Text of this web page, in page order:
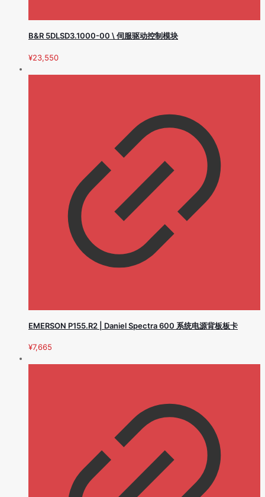
B&R 5DLSD3.1000-00 \ 伺服驱动控制模块
¥23,550
EMERSON P155.R2 | Daniel Spectra 600 系统电源背板板卡
¥7,665